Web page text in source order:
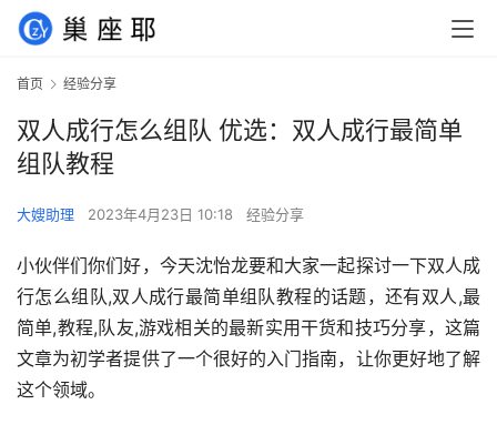
首页 经验分享
双人成行怎么组队 优选：双人成行最简单
组队教程
大嫂助理 2023年4月23日 10:18 经验分享
小伙伴们你们好，今天沈怡龙要和大家一起探讨一下双人成
行怎么组队,双人成行最简单组队教程的话题，还有双人,最
简单,教程,队友,游戏相关的最新实用干货和技巧分享，这篇
文章为初学者提供了一个很好的入门指南，让你更好地了解
这个领域。